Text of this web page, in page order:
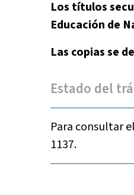
Los títulos
Educación de
Las copias se
Estado del
Para consultar
1137.